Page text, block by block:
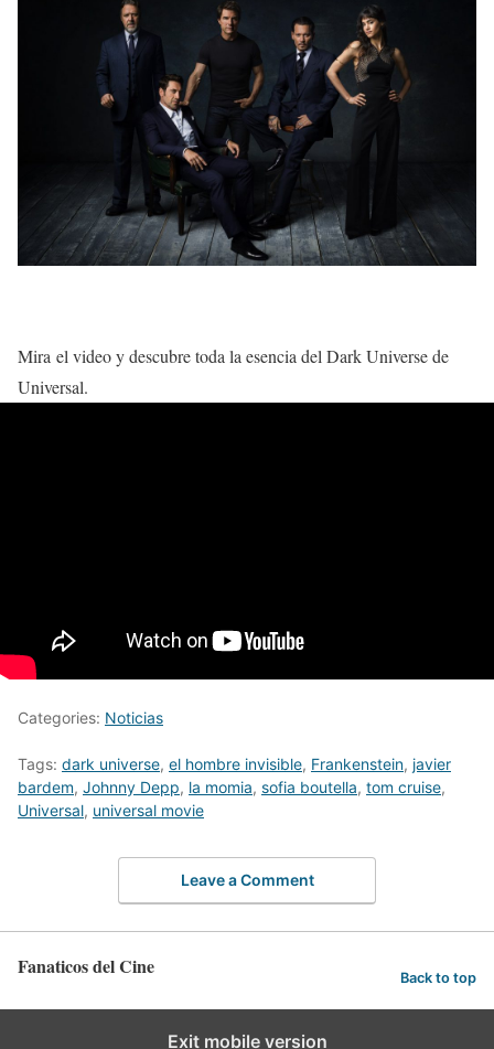
Mira el video y descubre toda la esencia del Dark Universe de
Universal.
Categories: Noticias
Tags: dark universe, el hombre invisible, Frankenstein, javier
bardem, Johnny Depp, la momia, sofia boutella, tom cruise,
Universal, universal movie
Leave a Comment
Fanaticos del Cine Back to top
Exit mobile version